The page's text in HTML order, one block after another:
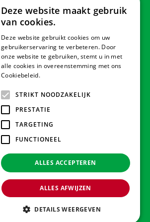
Veilig betalen
Contact & Openingstijden
Tuindorado Gorredijk
Tuindorado Wolvega
Green Solutions
Privacy policy
Deze website maakt gebruik
van cookies.
Deze website gebruikt cookies om uw
gebruikerservaring te verbeteren. Door
onze website te gebruiken, stemt u in met
alle cookies in overeenstemming met ons
Cookiebeleid.
STRIKT NOODZAKELIJK
PRESTATIE
TARGETING
FUNCTIONEEL
ALLES ACCEPTEREN
ALLES AFWIJZEN
DETAILS WEERGEVEN